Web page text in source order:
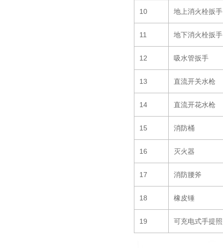
10 地上消火栓扳手
11 地下消火栓扳手
12 吸水管扳手
13 直流开关水枪
14 直流开花水枪
15 消防桶
16 灭火器
17 消防腰斧
18 橡皮锤
19 可充电式手提